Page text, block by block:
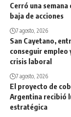
Cerró una
baja de acciones
7 agosto, 2026
San Cayetano,
conseguir empleo
crisis laboral
7 agosto, 2026
El proyecto de
Argentina recibió
estratégica